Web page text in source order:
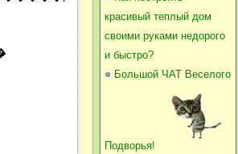
красивый теплый дом
своими руками недорого
и быстро?
Большой ЧАТ Веселого
Подворья!